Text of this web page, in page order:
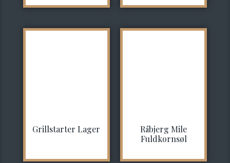
Grillstarter Lager
Råbjerg Mile
Fuldkornsøl